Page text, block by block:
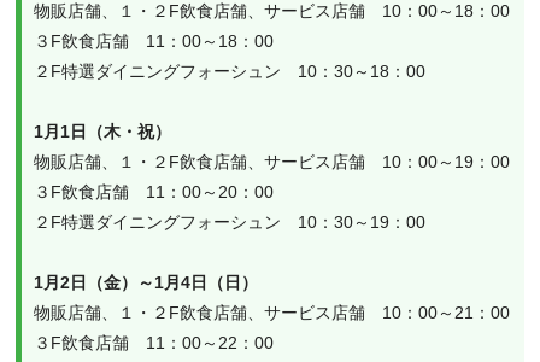
物販店舗、１・２F飲食店舗、サービス店舗　10：00～18：00
３F飲食店舗　11：00～18：00
２F特選ダイニングフォーシュン　10：30～18：00
1月1日（木・祝）
物販店舗、１・２F飲食店舗、サービス店舗　10：00～19：00
３F飲食店舗　11：00～20：00
２F特選ダイニングフォーシュン　10：30～19：00
1月2日（金）～1月4日（日）
物販店舗、１・２F飲食店舗、サービス店舗　10：00～21：00
３F飲食店舗　11：00～22：00